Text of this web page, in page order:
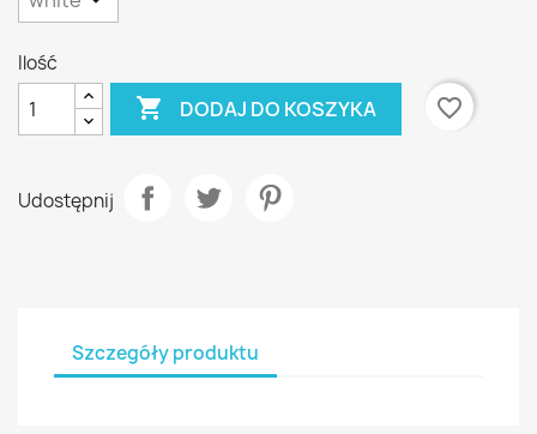
Ilość
 DODAJ DO KOSZYKA favorite_border
Udostępnij
Szczegóły produktu